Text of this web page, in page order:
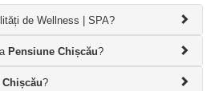
de Wellness | SPA?
Pensiune Chișcău?
?